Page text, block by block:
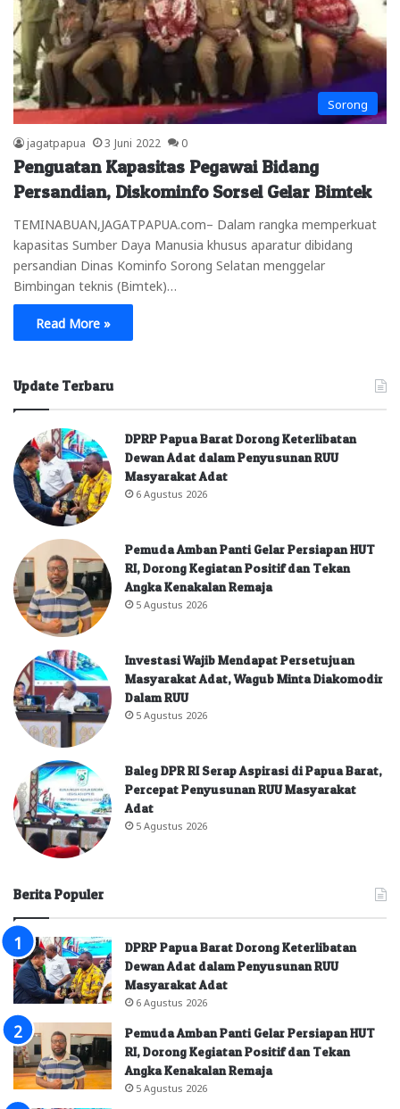
Sorong
jagatpapua 3 Juni 2022 0
Penguatan Kapasitas Pegawai Bidang
Persandian, Diskominfo Sorsel Gelar Bimtek
TEMINABUAN,JAGATPAPUA.com– Dalam rangka memperkuat
kapasitas Sumber Daya Manusia khusus aparatur dibidang
persandian Dinas Kominfo Sorong Selatan menggelar
Bimbingan teknis (Bimtek)…
Read More »
Update Terbaru
DPRP Papua Barat Dorong Keterlibatan
Dewan Adat dalam Penyusunan RUU
Masyarakat Adat
6 Agustus 2026
Pemuda Amban Panti Gelar Persiapan HUT
RI, Dorong Kegiatan Positif dan Tekan
Angka Kenakalan Remaja
5 Agustus 2026
Investasi Wajib Mendapat Persetujuan
Masyarakat Adat, Wagub Minta Diakomodir
Dalam RUU
5 Agustus 2026
Baleg DPR RI Serap Aspirasi di Papua Barat,
Percepat Penyusunan RUU Masyarakat
Adat
5 Agustus 2026
Berita Populer
DPRP Papua Barat Dorong Keterlibatan
Dewan Adat dalam Penyusunan RUU
Masyarakat Adat
6 Agustus 2026
Pemuda Amban Panti Gelar Persiapan HUT
RI, Dorong Kegiatan Positif dan Tekan
Angka Kenakalan Remaja
5 Agustus 2026